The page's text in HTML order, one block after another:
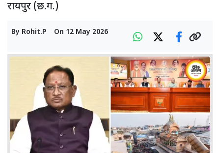
रायपुर (छ.ग.)
By Rohit.P On 12 May 2026